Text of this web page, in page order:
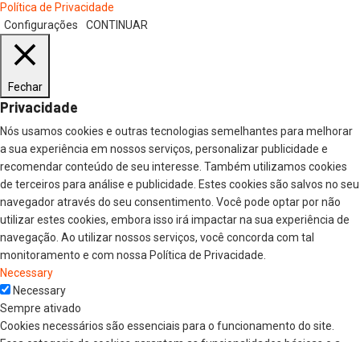
Política de Privacidade
Configurações
CONTINUAR
Fechar
Privacidade
Nós usamos cookies e outras tecnologias semelhantes para melhorar
a sua experiência em nossos serviços, personalizar publicidade e
recomendar conteúdo de seu interesse. Também utilizamos cookies
de terceiros para análise e publicidade. Estes cookies são salvos no seu
navegador através do seu consentimento. Você pode optar por não
utilizar estes cookies, embora isso irá impactar na sua experiência de
navegação. Ao utilizar nossos serviços, você concorda com tal
monitoramento e com nossa Política de Privacidade.
Necessary
Necessary
Sempre ativado
Cookies necessários são essenciais para o funcionamento do site.